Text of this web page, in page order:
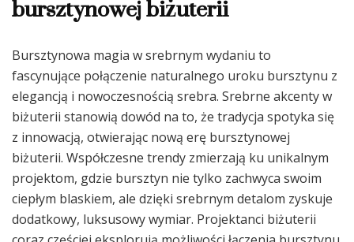
Bursztynowa magia w srebrnym wydaniu to
fascynujące połączenie naturalnego uroku bursztynu z
elegancją i nowoczesnością srebra. Srebrne akcenty w
biżuterii stanowią dowód na to, że tradycja spotyka się
z innowacją, otwierając nową erę bursztynowej
biżuterii. Współczesne trendy zmierzają ku unikalnym
projektom, gdzie bursztyn nie tylko zachwyca swoim
ciepłym blaskiem, ale dzięki srebrnym detalom zyskuje
dodatkowy, luksusowy wymiar. Projektanci biżuterii